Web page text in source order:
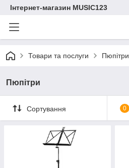
Інтернет-магазин MUSIC123
Товари та послуги Пюпітри
Пюпітри
Сортування 0